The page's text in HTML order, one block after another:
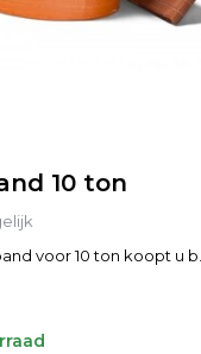
10 ton
voor 10 ton koopt u b...